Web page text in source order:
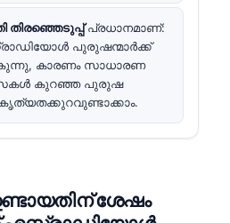
തിരഞ്ഞെടുപ്പ്പ്രധാനമാണ്:
പുരുഷന്മാർക്ക്
കാരണം സാധാരണ
കുറഞ്ഞ പുരുഷ
ശേഷം